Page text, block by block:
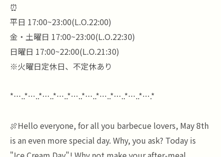
⏰
平日 17:00~23:00(L.O.22:00)
金・土曜日 17:00~23:00(L.O.22:30)
日曜日 17:00~22:00(L.O.21:30)
※火曜日定休日、不定休あり
*…..*…..*…..*…..*…..*…..*…..*…..*…..*….*
🍖Hello everyone, for all you barbecue lovers, May 8th
is an even more special day. Why, you ask? Today is